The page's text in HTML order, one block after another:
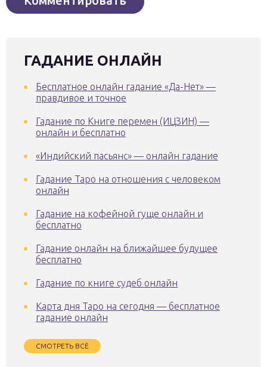
ГАДАНИЕ ОНЛАЙН
Бесплатное онлайн гадание «Да-Нет» —
правдивое и точное
Гадание по Книге перемен (ИЦЗИН) —
онлайн и бесплатно
«Индийский пасьянс» — онлайн гадание
Гадание Таро на отношения с человеком
онлайн
Гадание на кофейной гуще онлайн и
бесплатно
Гадание онлайн на ближайшее будущее
бесплатно
Гадание по книге судеб онлайн
Карта дня Таро на сегодня — бесплатное
гадание онлайн
СМОТРЕТЬ ВСЁ